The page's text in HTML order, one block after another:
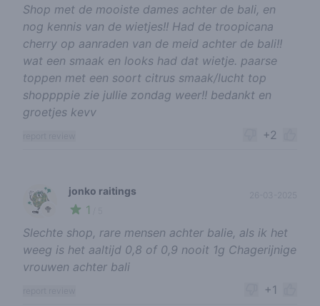
Shop met de mooiste dames achter de bali, en
nog kennis van de wietjes!! Had de troopicana
cherry op aanraden van de meid achter de bali!!
wat een smaak en looks had dat wietje. paarse
toppen met een soort citrus smaak/lucht top
shoppppie zie jullie zondag weer!! bedankt en
groetjes kevv
+2
🥦
jonko raitings
1
26-03-2025
Slechte shop, rare mensen achter balie, als ik het
weeg is het aaltijd 0,8 of 0,9 nooit 1g Chagerijnige
vrouwen achter bali
+1